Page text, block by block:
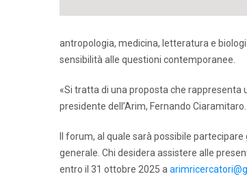
antropologia, medicina, letteratura e
sensibilità alle questioni contemporanee.
«Si tratta di una proposta che rappresenta
presidente dell’Arim, Fernando Ciaramitaro.
Il forum, al quale sarà possibile
generale. Chi desidera assistere alle
entro il 31 ottobre 2025 a